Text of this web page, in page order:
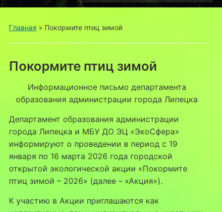
меню
Главная » Покормите птиц зимой
Покормите птиц зимой
Информационное письмо департамента
образования администрации города Липецка
Департамент образования администрации
города Липецка и МБУ ДО ЭЦ «ЭкоСфера»
информируют о проведении в период с 19
января по 16 марта 2026 года городской
открытой экологической акции «Покормите
птиц зимой – 2026» (далее – «Акция»).
К участию в Акции приглашаются как